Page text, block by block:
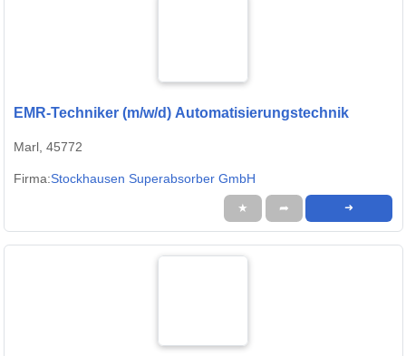
EMR-Techniker (m/w/d) Automatisierungstechnik
Marl, 45772
Firma:Stockhausen Superabsorber GmbH
★ ➦ ➜